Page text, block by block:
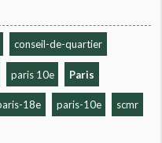
conseil-de-quartier
paris 10e Paris
18e paris-10e scmr